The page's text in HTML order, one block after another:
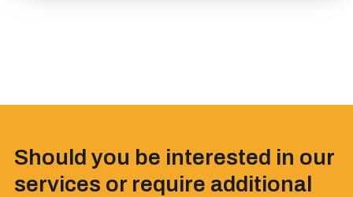
Should you be interested in our
services or require additional